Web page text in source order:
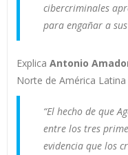
cibercriminales
para engañar a
Explica Antonio
Norte de América Latina
“El hecho de que
entre los tres
evidencia que los